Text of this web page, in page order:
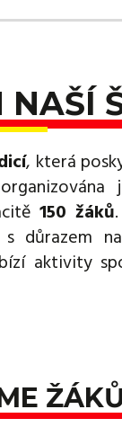
, která
150 žáků
důrazem na
aktivity